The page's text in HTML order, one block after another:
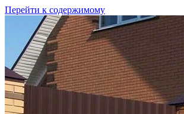
Перейти к содержимому